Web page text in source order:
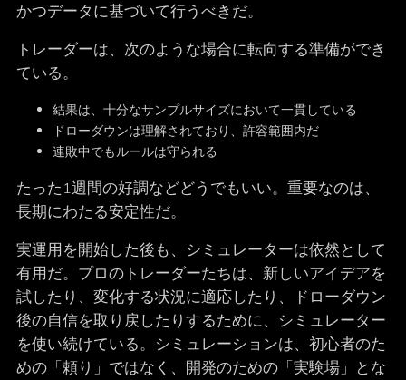
かつデータに基づいて行うべきだ。
トレーダーは、次のような場合に転向する準備ができ
ている。
結果は、十分なサンプルサイズにおいて一貫している
ドローダウンは理解されており、許容範囲内だ
連敗中でもルールは守られる
たった1週間の好調などどうでもいい。重要なのは、
長期にわたる安定性だ。
実運用を開始した後も、シミュレーターは依然として
有用だ。プロのトレーダーたちは、新しいアイデアを
試したり、変化する状況に適応したり、ドローダウン
後の自信を取り戻したりするために、シミュレーター
を使い続けている。シミュレーションは、初心者のた
めの「頼り」ではなく、開発のための「実験場」とな